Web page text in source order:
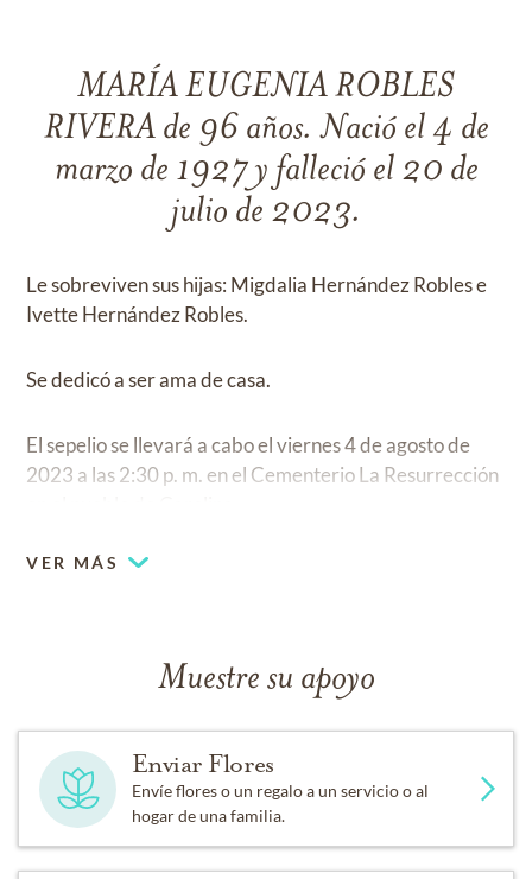
MARÍA EUGENIA ROBLES
RIVERA de 96 años. Nació el 4 de
marzo de 1927 y falleció el 20 de
julio de 2023.
Le sobreviven sus hijas: Migdalia Hernández Robles e
Ivette Hernández Robles.
Se dedicó a ser ama de casa.
El sepelio se llevará a cabo el viernes 4 de agosto de
2023 a las 2:30 p. m. en el Cementerio La Resurrección
VER MÁS
Muestre su apoyo
Enviar Flores
Envíe flores o un regalo a un servicio o al
hogar de una familia.